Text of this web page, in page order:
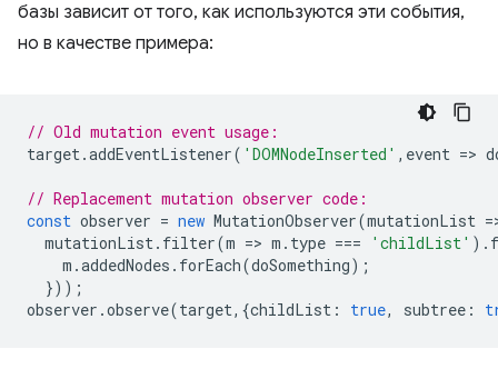
базы зависит от того, как используются эти события,
но в качестве примера:
// Old mutation event usage:
target.addEventListener( 'DOMNodeInserted' , event =>
// Replacement mutation observer code:
const observer = new MutationObserver(mutationList =
mutationList. filter(m => m . type === 'childList' ).
m .addedNodes . forEach(doSomething);
}));
observer .observe(target,{childList : true, subtree :